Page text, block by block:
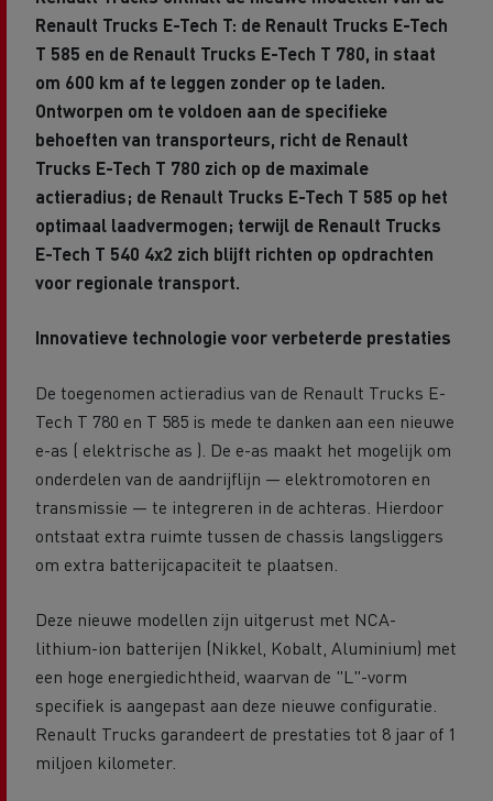
Renault Trucks E-Tech T: de Renault Trucks E-Tech
T 585 en de Renault Trucks E-Tech T 780, in staat
om 600 km af te leggen zonder op te laden.
Ontworpen om te voldoen aan de specifieke
behoeften van transporteurs, richt de Renault
Trucks E-Tech T 780 zich op de maximale
actieradius; de Renault Trucks E-Tech T 585 op het
optimaal laadvermogen; terwijl de Renault Trucks
E-Tech T 540 4x2 zich blijft richten op opdrachten
voor regionale transport.
Innovatieve technologie voor verbeterde prestaties
De toegenomen actieradius van de Renault Trucks E-
Tech T 780 en T 585 is mede te danken aan een nieuwe
e-as ( elektrische as ). De e-as maakt het mogelijk om
onderdelen van de aandrijflijn — elektromotoren en
transmissie — te integreren in de achteras. Hierdoor
ontstaat extra ruimte tussen de chassis langsliggers
om extra batterijcapaciteit te plaatsen.
Deze nieuwe modellen zijn uitgerust met NCA-
lithium-ion batterijen (Nikkel, Kobalt, Aluminium) met
een hoge energiedichtheid, waarvan de "L"-vorm
specifiek is aangepast aan deze nieuwe configuratie.
Renault Trucks garandeert de prestaties tot 8 jaar of 1
miljoen kilometer.